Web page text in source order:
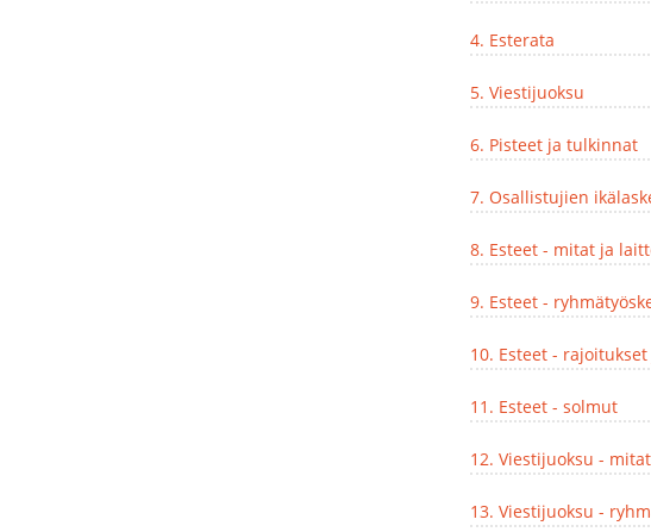
4. Esterata
5. Viestijuoksu
6. Pisteet ja tulkinnat
7. Osallistujien
8. Esteet - mitat ja
9. Esteet -
10. Esteet -
11. Esteet - solmut
12. Viestijuoksu -
13. Viestijuoksu -